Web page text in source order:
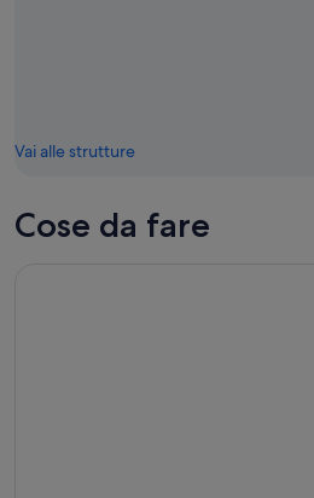
Vai alle strutture
Cose da fare